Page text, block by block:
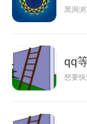
黑洞
qq
想要